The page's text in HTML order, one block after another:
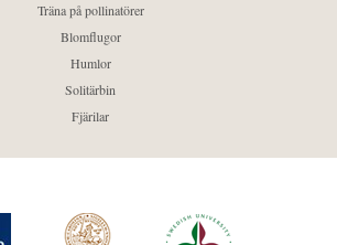
Träna på pollinatörer
Blomflugor
Humlor
Solitärbin
Fjärilar